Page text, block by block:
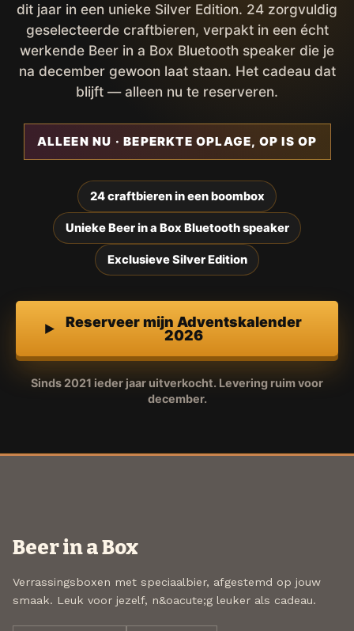
dit jaar in een unieke Silver Edition. 24 zorgvuldig
geselecteerde craftbieren, verpakt in een écht
werkende Beer in a Box Bluetooth speaker die je
na december gewoon laat staan. Het cadeau dat
blijft — alleen nu te reserveren.
ALLEEN NU · BEPERKTE OPLAGE, OP IS OP
24 craftbieren in een boombox
Unieke Beer in a Box Bluetooth speaker
Exclusieve Silver Edition
Reserveer mijn Adventskalender
2026
Sinds 2021 ieder jaar uitverkocht. Levering ruim voor
december.
Beer in a Box
Verrassingsboxen met speciaalbier, afgestemd op jouw
smaak. Leuk voor jezelf, n&oacute;g leuker als cadeau.